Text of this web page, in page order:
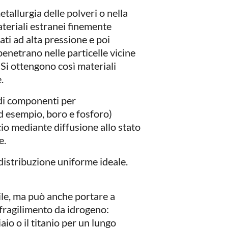
delle polveri o nella
estranei finemente
ad alta pressione e poi
nelle particelle vicine
ottengono così materiali
componenti per
boro e fosforo)
mediante diffusione allo stato
uniforme ideale.
ma può anche portare a
da idrogeno:
o il titanio per un lungo